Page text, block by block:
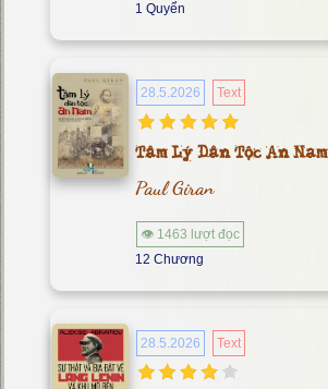
1 Quyển
28.5.2026 Text
Tâm Lý Dân Tộc An Nam
Paul Giran
👁 1463 lượt đọc
12 Chương
28.5.2026 Text